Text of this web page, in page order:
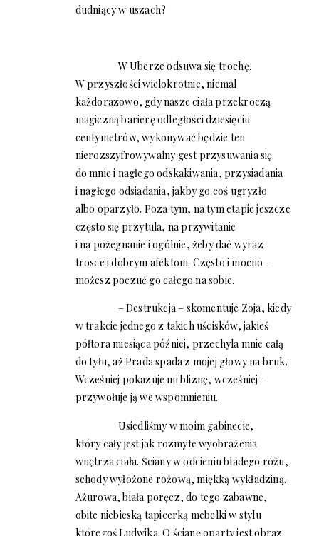
dudniący w uszach?
W Uberze odsuwa się trochę.
W przyszłości wielokrotnie, niemal
każdorazowo, gdy nasze ciała przekroczą
magiczną barierę odległości dziesięciu
centymetrów, wykonywać będzie ten
nierozszyfrowywalny gest przysuwania się
do mnie i nagłego odskakiwania, przysiadania
i nagłego odsiadania, jakby go coś ugryzło
albo oparzyło. Poza tym, na tym etapie jeszcze
często się przytula, na przywitanie
i na pożegnanie i ogólnie, żeby dać wyraz
trosce i dobrym afektom. Często i mocno –
możesz poczuć go całego na sobie.
– Destrukcja – skomentuje Zoja, kiedy
w trakcie jednego z takich uścisków, jakieś
półtora miesiąca później, przechyla mnie całą
do tyłu, aż Prada spada z mojej głowy na bruk.
Wcześniej pokazuje mi bliznę, wcześniej –
przywołuje ją we wspomnieniu.
Usiedliśmy w moim gabinecie,
który cały jest jak rozmyte wyobrażenia
wnętrza ciała. Ściany w odcieniu bladego różu,
schody wyłożone różową, miękką wykładziną.
Ażurowa, biała poręcz, do tego zabawne,
obite niebieską tapicerką mebelki w stylu
któregoś Ludwika. O ścianę oparty jest obraz